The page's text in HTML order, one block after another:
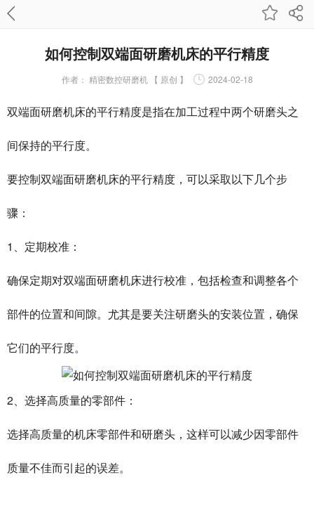
如何控制双端面研磨机床的平行精度
作者： 精密数控研磨机 【 原创 】 2024-02-18
双端面研磨机床的平行精度是指在加工过程中两个研磨头之
间保持的平行度。
要控制双端面研磨机床的平行精度，可以采取以下几个步
骤：
1、定期校准：
确保定期对双端面研磨机床进行校准，包括检查和调整各个
部件的位置和间隙。尤其是要关注研磨头的安装位置，确保
它们的平行度。
2、选择高质量的零部件：
选择高质量的机床零部件和研磨头，这样可以减少因零部件
质量不佳而引起的误差。